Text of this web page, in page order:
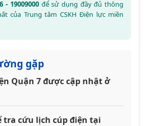
- 19009000để sử dụng đầy đủ thông
của Trung tâm CSKH Điện lực miền
gặp
Quận 7 được cập nhật ở
tra cứu lịch cúp điện tại